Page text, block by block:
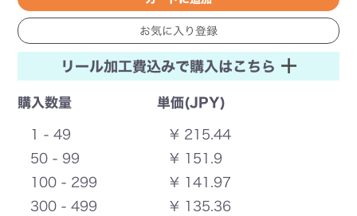
リール加工費込みで購入はこちら
購入数量 単価(JPY)
1 - 49
¥ 215.44
50 - 99
¥ 151.9
100 - 299
¥ 141.97
300 - 499
¥ 135.36